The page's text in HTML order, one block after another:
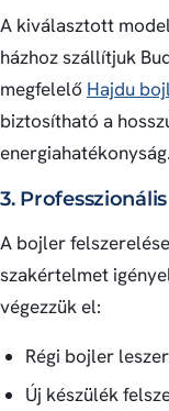
A kiválasztott
házhoz szállítjuk
megfelelő Hajdu
biztosítható a
energiahatékonyság.
3.
A bojler
szakértelmet
végezzük el:
Régi bojler
Új készülék